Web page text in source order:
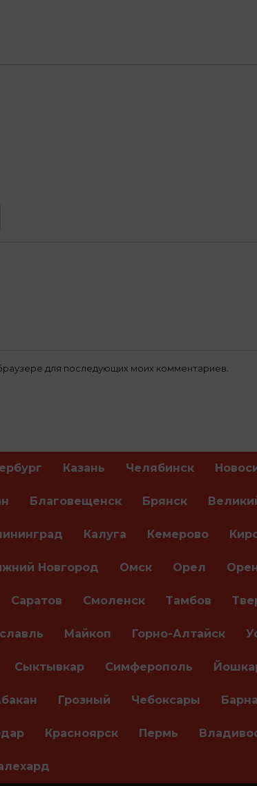
для последующих моих комментариев.
Казань Челябинск
Благовещенск Брянск
Калуга Кемерово
Новгород Омск Орел
Саратов Смоленск Тамбов
Майкоп Горно-Алтайск
Сыктывкар Симферополь
Грозный Чебоксары
Красноярск Пермь